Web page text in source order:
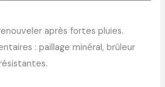
après fortes pluies.
: paillage minéral, brûleur